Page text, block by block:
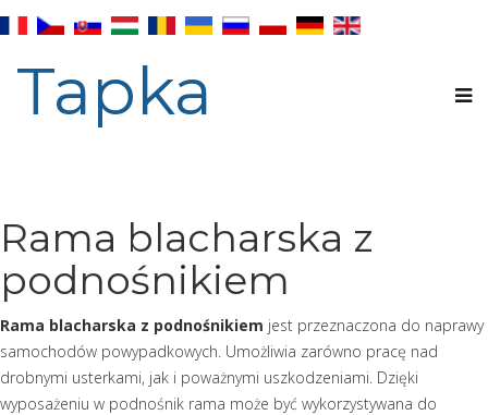
Tapka
Rama blacharska z
podnośnikiem
Rama blacharska z podnośnikiem jest przeznaczona do naprawy
samochodów powypadkowych. Umożliwia zarówno pracę nad
drobnymi usterkami, jak i poważnymi uszkodzeniami. Dzięki
wyposażeniu w podnośnik rama może być wykorzystywana do